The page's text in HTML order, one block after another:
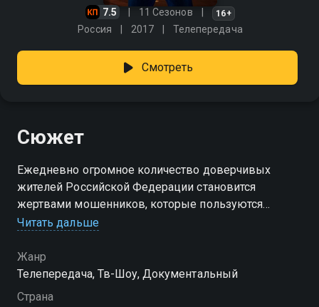
7.5 11 Сезонов 16+
Россия 2017 Телепередача
Смотреть
Сюжет
Ежедневно огромное количество доверчивых
жителей Российской Федерации становится
жертвами мошенников, которые пользуются
доверием людей и обворовывают их. И чаще всего
единицы пострадавших обращаются с заявлением в
правоохранительные органы. Однако нельзя
оставлять данную проблему просто так, необходимо
Читать дальше
Жанр
Телепередача, Тв-Шоу, Документальный
Страна